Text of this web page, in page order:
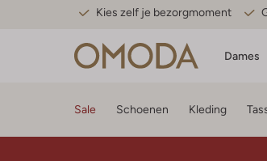
Kies zelf je bezorgmoment
Dames
Sale Schoenen Kleding